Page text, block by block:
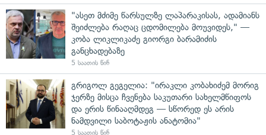
"ასეთ მძიმე წარსულზე ლაპარაკისას, ადამიანს
შეიძლება რაღაც ცდომილება მოუვიდეს," —
კობა ლიკლიკაძე გიორგი ბარამიძის
განცხადებაზე
5 საათის წინ
გრიგოლ გეგელია: "ირაკლი კობახიძემ მორიგ
ჯერზე მისცა ჩვენება საკუთარი სახელმწიფოს
და ერის წინააღმდეგ — სწორედ ეს არის
ნამდვილი საბოტაჟის ანატომია"
5 საათის წინ